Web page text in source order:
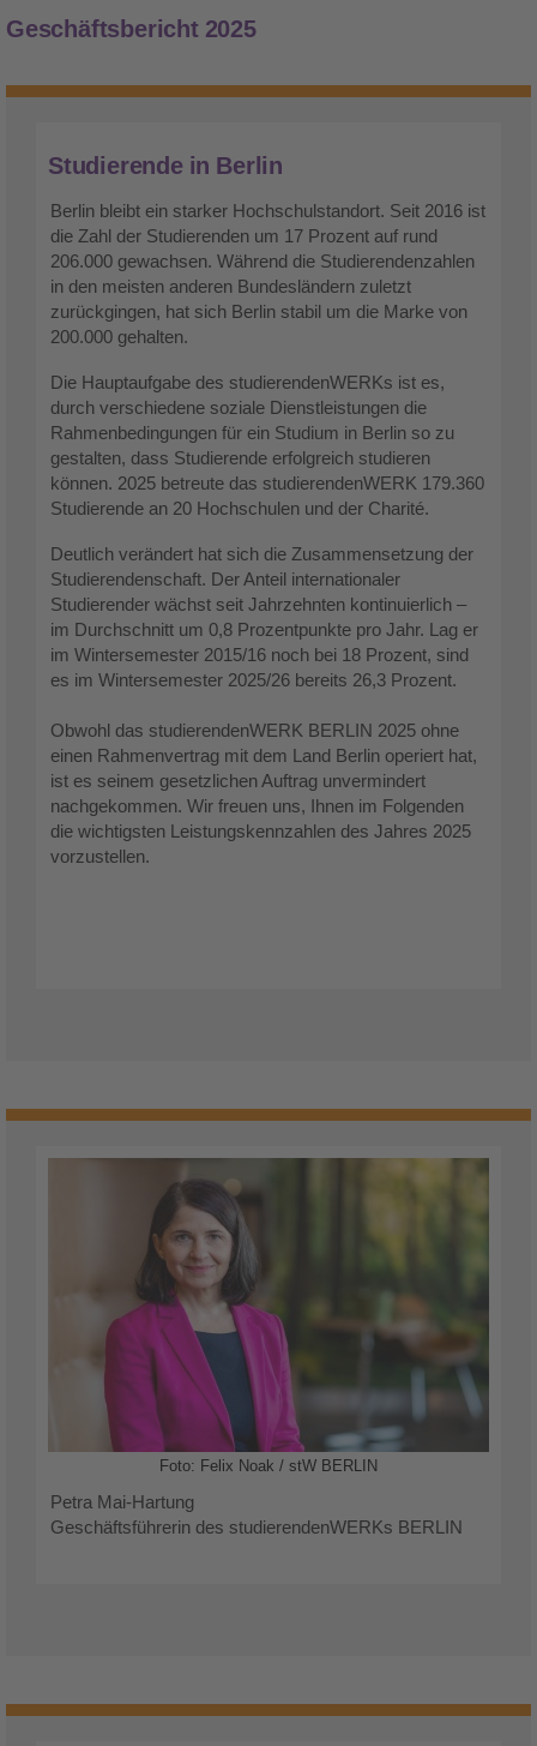
Geschäftsbericht 2025
Studierende in Berlin
Berlin bleibt ein starker Hochschulstandort. Seit 2016 ist
die Zahl der Studierenden um 17 Prozent auf rund
206.000 gewachsen. Während die Studierendenzahlen
in den meisten anderen Bundesländern zuletzt
zurückgingen, hat sich Berlin stabil um die Marke von
200.000 gehalten.
Die Hauptaufgabe des studierendenWERKs ist es,
durch verschiedene soziale Dienstleistungen die
Rahmenbedingungen für ein Studium in Berlin so zu
gestalten, dass Studierende erfolgreich studieren
können. 2025 betreute das studierendenWERK 179.360
Studierende an 20 Hochschulen und der Charité.
Deutlich verändert hat sich die Zusammensetzung der
Studierendenschaft. Der Anteil internationaler
Studierender wächst seit Jahrzehnten kontinuierlich –
im Durchschnitt um 0,8 Prozentpunkte pro Jahr. Lag er
im Wintersemester 2015/16 noch bei 18 Prozent, sind
es im Wintersemester 2025/26 bereits 26,3 Prozent.
Obwohl das studierendenWERK BERLIN 2025 ohne
einen Rahmenvertrag mit dem Land Berlin operiert hat,
ist es seinem gesetzlichen Auftrag unvermindert
nachgekommen. Wir freuen uns, Ihnen im Folgenden
die wichtigsten Leistungskennzahlen des Jahres 2025
vorzustellen.
Foto: Felix Noak / stW BERLIN
Petra Mai-Hartung
Geschäftsführerin des studierendenWERKs BERLIN